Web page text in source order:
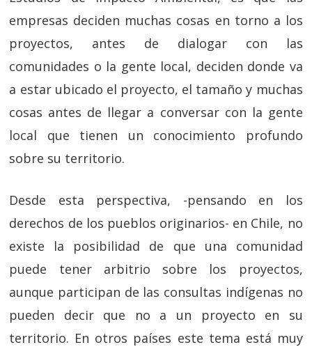
empresas deciden muchas cosas en torno a los
proyectos, antes de dialogar con las
comunidades o la gente local, deciden donde va
a estar ubicado el proyecto, el tamaño y muchas
cosas antes de llegar a conversar con la gente
local que tienen un conocimiento profundo
sobre su territorio.
Desde esta perspectiva, -pensando en los
derechos de los pueblos originarios- en Chile, no
existe la posibilidad de que una comunidad
puede tener arbitrio sobre los proyectos,
aunque participan de las consultas indígenas no
pueden decir que no a un proyecto en su
territorio. En otros países este tema está muy